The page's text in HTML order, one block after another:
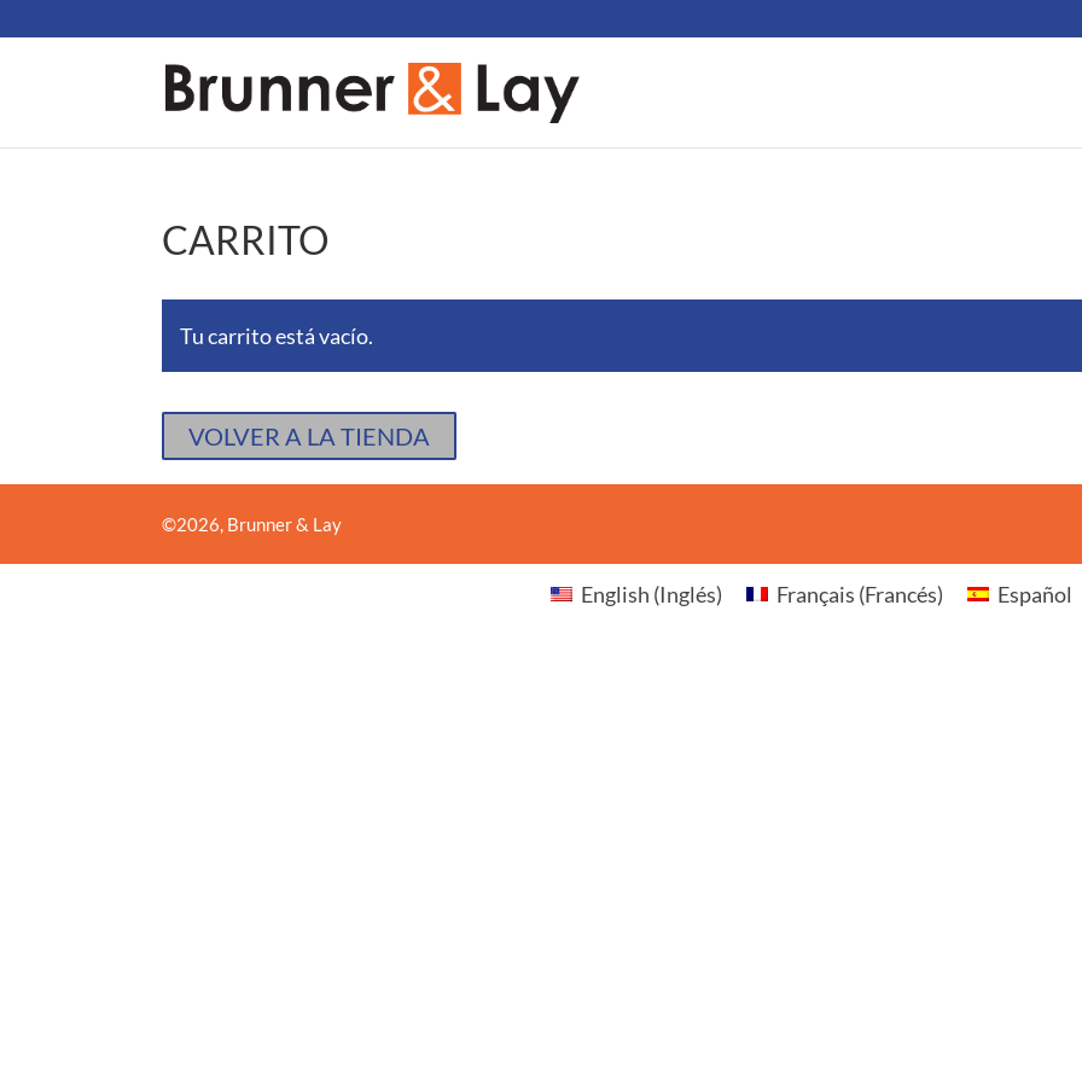
CARRITO
Tu carrito está vacío.
VOLVER A LA TIENDA
©2026, Brunner & Lay
English (Inglés) Français (Francés) Español